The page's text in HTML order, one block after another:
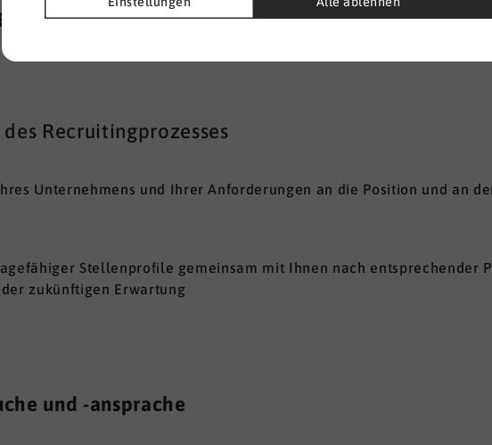
Leistungen
Recruitingprozesses
Unternehmens und Ihrer Anforderungen an die Position und an
Stellenprofile gemeinsam mit Ihnen nach entsprechender
zukünftigen Erwartung
und -ansprache